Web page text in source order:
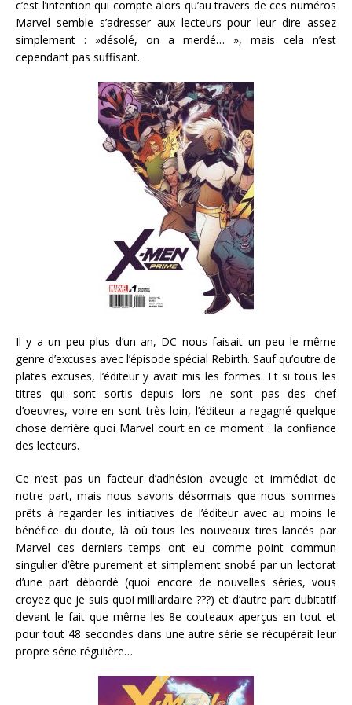
c’est l’intention qui compte alors qu’au travers de ces numéros
Marvel semble s’adresser aux lecteurs pour leur dire assez
simplement : »désolé, on a merdé… », mais cela n’est
cependant pas suffisant.
Il y a un peu plus d’un an, DC nous faisait un peu le même
genre d’excuses avec l’épisode spécial Rebirth. Sauf qu’outre de
plates excuses, l’éditeur y avait mis les formes. Et si tous les
titres qui sont sortis depuis lors ne sont pas des chef
d’oeuvres, voire en sont très loin, l’éditeur a regagné quelque
chose derrière quoi Marvel court en ce moment : la confiance
des lecteurs.
Ce n’est pas un facteur d’adhésion aveugle et immédiat de
notre part, mais nous savons désormais que nous sommes
prêts à regarder les initiatives de l’éditeur avec au moins le
bénéfice du doute, là où tous les nouveaux tires lancés par
Marvel ces derniers temps ont eu comme point commun
singulier d’être purement et simplement snobé par un lectorat
d’une part débordé (quoi encore de nouvelles séries, vous
croyez que je suis quoi milliardaire ???) et d’autre part dubitatif
devant le fait que même les 8e couteaux aperçus en tout et
pour tout 48 secondes dans une autre série se récupérait leur
propre série régulière…